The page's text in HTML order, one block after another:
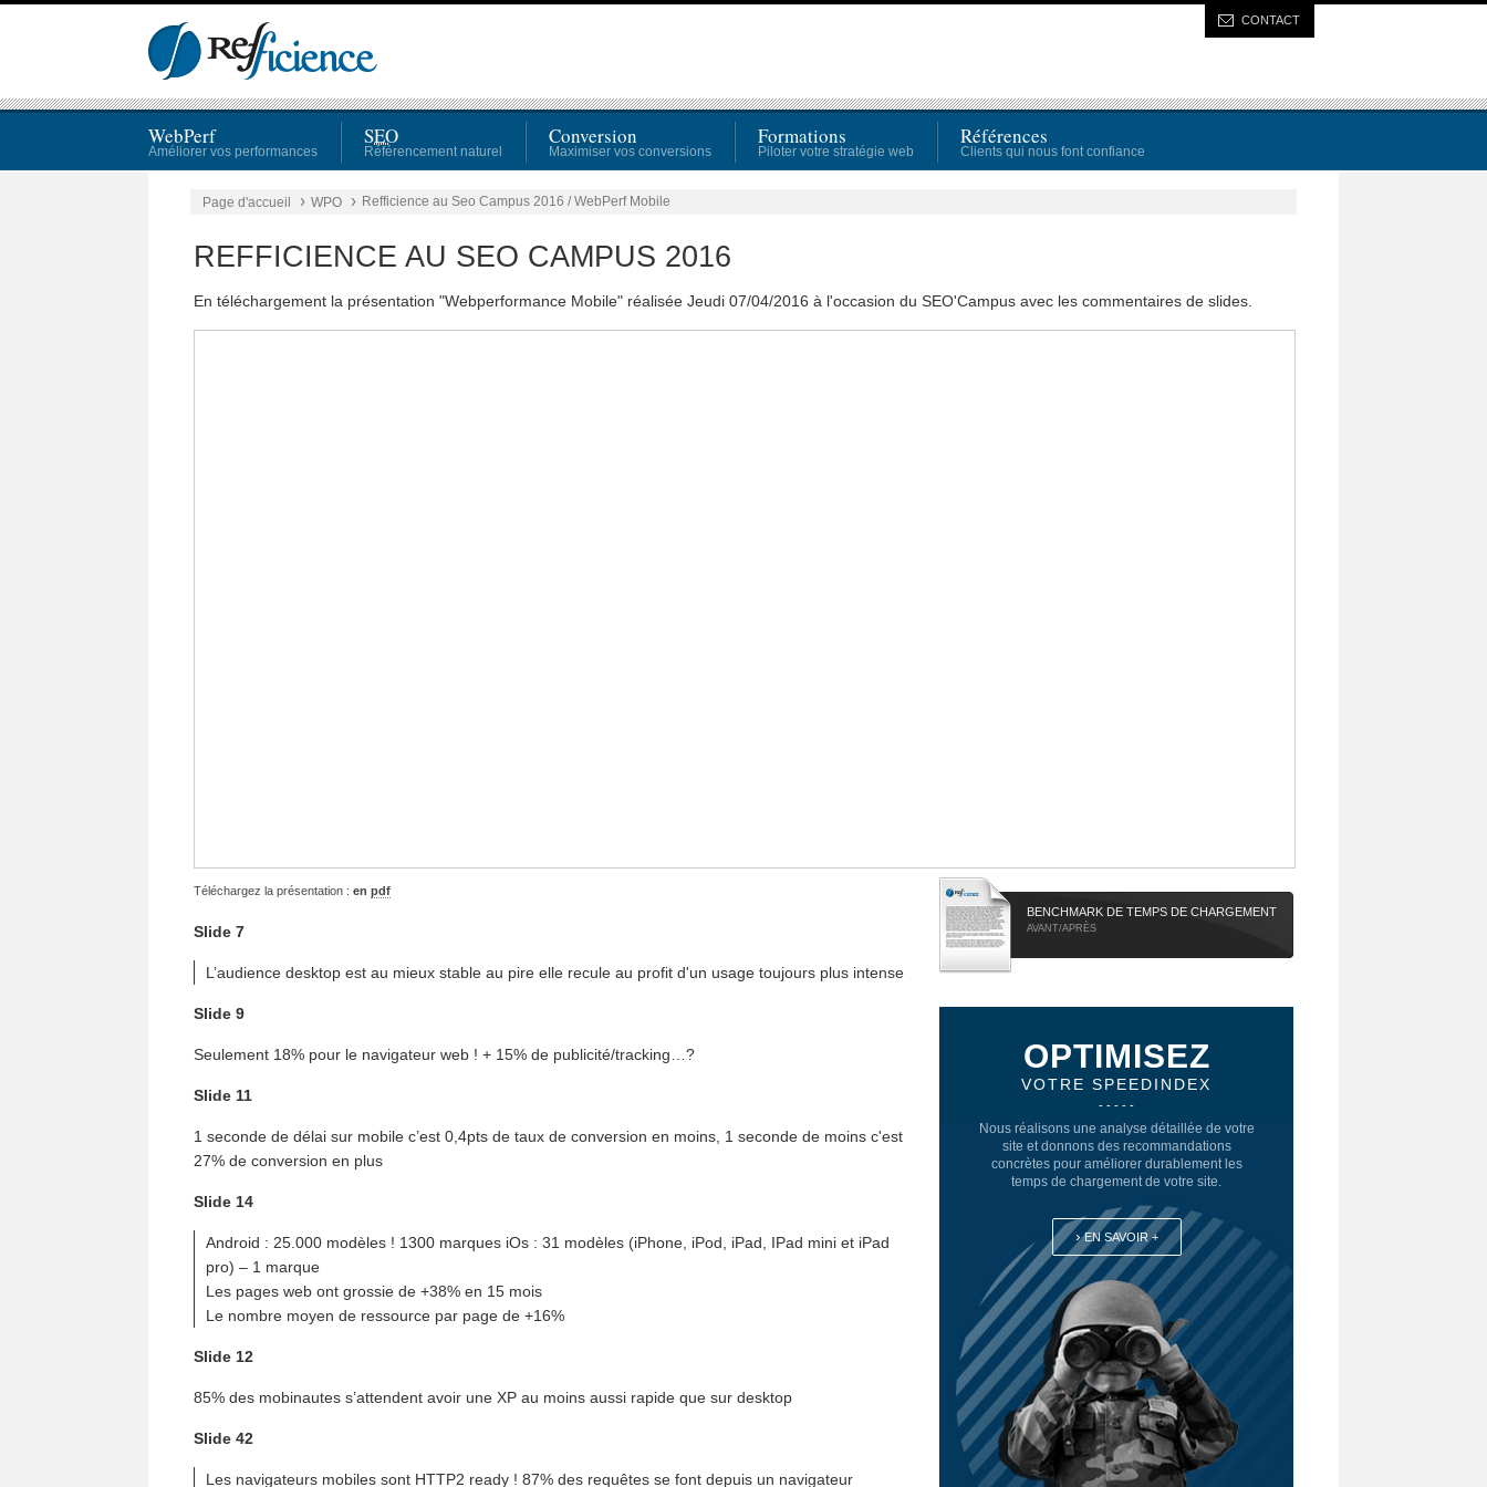
CONTACT
WebPerf
Améliorer vos performances
SEO
Référencement naturel
Conversion
Maximiser vos conversions
Formations
Piloter votre stratégie web
Références
Clients qui nous font confiance
Page d'accueil › WPO › Refficience au Seo Campus 2016 / WebPerf Mobile
REFFICIENCE AU SEO CAMPUS 2016
En téléchargement la présentation "Webperformance Mobile" réalisée Jeudi 07/04/2016 à l'occasion du SEO'Campus avec les commentaires de slides.
BENCHMARK DE TEMPS DE CHARGEMENT
AVANT/APRÈS
OPTIMISEZ
VOTRE SPEEDINDEX
- - - - -
Nous réalisons une analyse détaillée de votre
site et donnons des recommandations
concrètes pour améliorer durablement les
temps de chargement de votre site.
›EN SAVOIR +
Téléchargez la présentation : en pdf
Slide 7
L’audience desktop est au mieux stable au pire elle recule au profit d'un usage toujours plus intense
Slide 9
Seulement 18% pour le navigateur web ! + 15% de publicité/tracking…?
Slide 11
1 seconde de délai sur mobile c’est 0,4pts de taux de conversion en moins, 1 seconde de moins c'est
27% de conversion en plus
Slide 14
Android : 25.000 modèles ! 1300 marques iOs : 31 modèles (iPhone, iPod, iPad, IPad mini et iPad
pro) – 1 marque
Les pages web ont grossie de +38% en 15 mois
Le nombre moyen de ressource par page de +16%
Slide 12
85% des mobinautes s’attendent avoir une XP au moins aussi rapide que sur desktop
Slide 42
Les navigateurs mobiles sont HTTP2 ready ! 87% des requêtes se font depuis un navigateur